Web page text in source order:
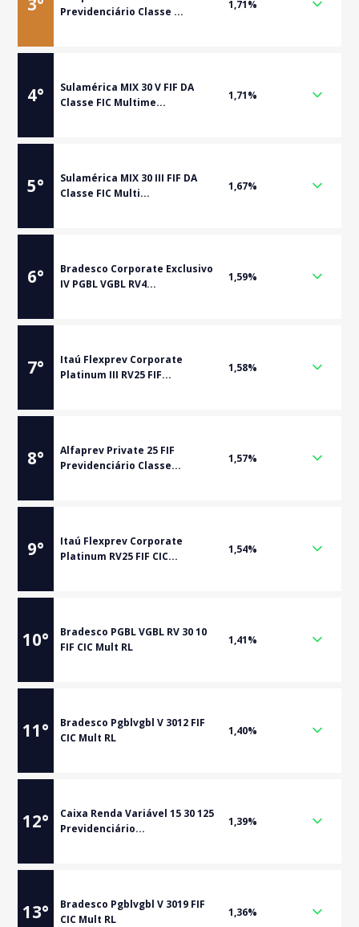
Previdenciário Classe ...
1,71%
4°
Sulamérica MIX 30 V FIF DA
Classe FIC Multime...
1,71%
5°
Sulamérica MIX 30 III FIF DA
Classe FIC Multi...
1,67%
6°
Bradesco Corporate Exclusivo
IV PGBL VGBL RV4...
1,59%
7°
Itaú Flexprev Corporate
Platinum III RV25 FIF...
1,58%
8°
Alfaprev Private 25 FIF
Previdenciário Classe...
1,57%
9°
Itaú Flexprev Corporate
Platinum RV25 FIF CIC...
1,54%
10°
Bradesco PGBL VGBL RV 30 10
FIF CIC Mult RL
1,41%
11°
Bradesco Pgblvgbl V 3012 FIF
CIC Mult RL
1,40%
12°
Caixa Renda Variável 15 30 125
Previdenciário...
1,39%
13°
Bradesco Pgblvgbl V 3019 FIF
CIC Mult RL
1,36%